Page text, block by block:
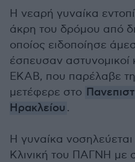
Η νεαρή γυναίκα
άκρη του δρόμου από
οποίος ειδοποίησε
έσπευσαν
ΕΚΑΒ, που παρέλαβε
μετέφερε στο
Ηρακλείου .
Η γυναίκα
Κλινική του ΠΑΓΝΗ με